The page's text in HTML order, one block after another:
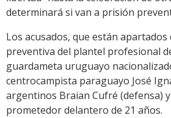
determinará si van a prisión
Los acusados, que están apartados
preventiva del plantel profesional
guardameta uruguayo
centrocampista paraguayo José
argentinos Braian Cufré (defensa)
prometedor delantero de 21 años.